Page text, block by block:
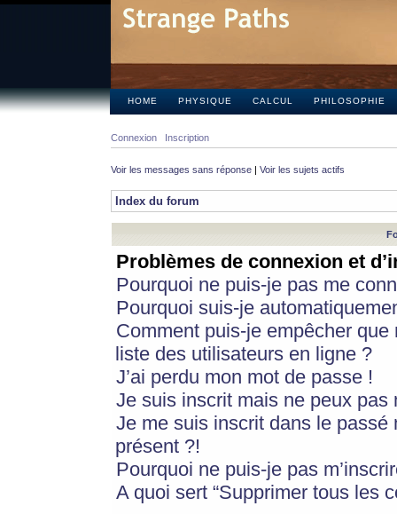
HOME PHYSIQUE CALCUL PHILOSOPHIE
Connexion Inscription
Voir les messages sans réponse | Voir les sujets actifs
Index du forum
Problèmes de connexion et
Pourquoi ne puis-je pas me
Pourquoi suis-je
Comment puis-je empêcher
liste des utilisateurs en ligne ?
J’ai perdu mon mot de passe !
Je suis inscrit mais ne peux pas
Je me suis inscrit dans le
présent ?!
Pourquoi ne puis-je pas
A quoi sert “Supprimer tous les